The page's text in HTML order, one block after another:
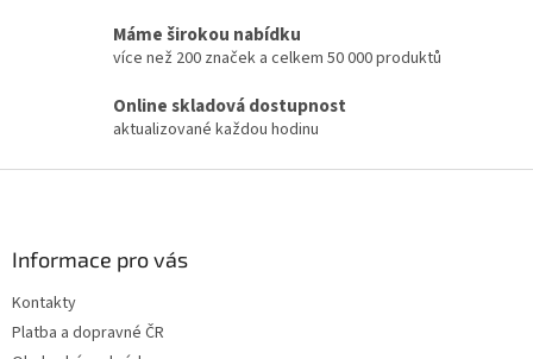
a
c
í
r
v
Máme širokou nabídku
více než 200 značek a celkem 50 000 produktů
Online skladová dostupnost
aktualizované každou hodinu
Informace pro vás
Kontakty
Platba a dopravné ČR